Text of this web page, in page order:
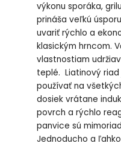
výkonu sporáka,
prináša veľkú
uvariť rýchlo a
klasickým hrncom.
vlastnostiam
teplé. Liatinový
používať na
dosiek vrátane
povrch a rýchlo
panvice sú
Jednoducho a